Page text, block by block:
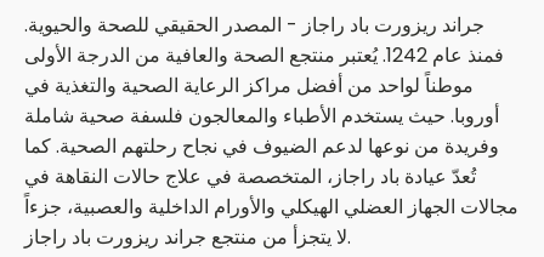
جراند ريزورت باد راجاز - المصدر الحقيقي للصحة والحيوية.
فمنذ عام 1242. يُعتبر منتجع الصحة والعافية من الدرجة الأولى
موطناً لواحد من أفضل مراكز الرعاية الصحية والتغذية في
أوروبا. حيث يستخدم الأطباء والمعالجون فلسفة صحية شاملة
وفريدة من نوعها لدعم الضيوف في نجاح رحلتهم الصحية. كما
تُعدّ عيادة باد راجاز، المتخصصة في علاج حالات النقاهة في
مجالات الجهاز العضلي الهيكلي والأورام الداخلية والعصبية، جزءاً
لا يتجزأ من منتجع جراند ريزورت باد راجاز.